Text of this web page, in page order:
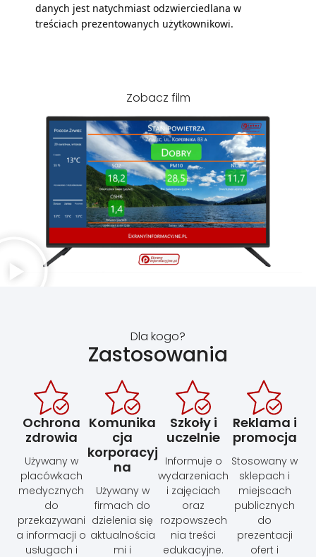
danych jest natychmiast odzwierciedlana w
treściach prezentowanych użytkownikowi.
Zobacz film
Dla kogo?
Zastosowania
Ochrona
zdrowia
Używany w
placówkach
medycznych
do
przekazywani
a informacji o
usługach i
Komunika
cja
korporacyj
na
Używany w
firmach do
dzielenia się
aktualnościa
mi i
Szkoły i
uczelnie
Informuje o
wydarzeniach
i zajęciach
oraz
rozpowszech
nia treści
edukacyjne.
Reklama i
promocja
Stosowany w
sklepach i
miejscach
publicznych
do
prezentacji
ofert i